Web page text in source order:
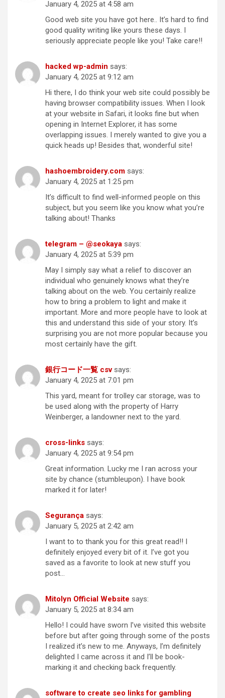
January 4, 2025 at 4:58 am
Good web site you have got here.. It’s hard to find
good quality writing like yours these days. I
seriously appreciate people like you! Take care!!
hacked wp-admin says:
January 4, 2025 at 9:12 am
Hi there, I do think your web site could possibly be
having browser compatibility issues. When I look
at your website in Safari, it looks fine but when
opening in Internet Explorer, it has some
overlapping issues. I merely wanted to give you a
quick heads up! Besides that, wonderful site!
hashoembroidery.com says:
January 4, 2025 at 1:25 pm
It’s difficult to find well-informed people on this
subject, but you seem like you know what you’re
talking about! Thanks
telegram – @seokaya says:
January 4, 2025 at 5:39 pm
May I simply say what a relief to discover an
individual who genuinely knows what they’re
talking about on the web. You certainly realize
how to bring a problem to light and make it
important. More and more people have to look at
this and understand this side of your story. It’s
surprising you are not more popular because you
most certainly have the gift.
銀行コード一覧 csv says:
January 4, 2025 at 7:01 pm
This yard, meant for trolley car storage, was to
be used along with the property of Harry
Weinberger, a landowner next to the yard.
cross-links says:
January 4, 2025 at 9:54 pm
Great information. Lucky me I ran across your
site by chance (stumbleupon). I have book
marked it for later!
Segurança says:
January 5, 2025 at 2:42 am
I want to to thank you for this great read!! I
definitely enjoyed every bit of it. I’ve got you
saved as a favorite to look at new stuff you
post…
Mitolyn Official Website says:
January 5, 2025 at 8:34 am
Hello! I could have sworn I’ve visited this website
before but after going through some of the posts
I realized it’s new to me. Anyways, I’m definitely
delighted I came across it and I’ll be book-
marking it and checking back frequently.
software to create seo links for gambling